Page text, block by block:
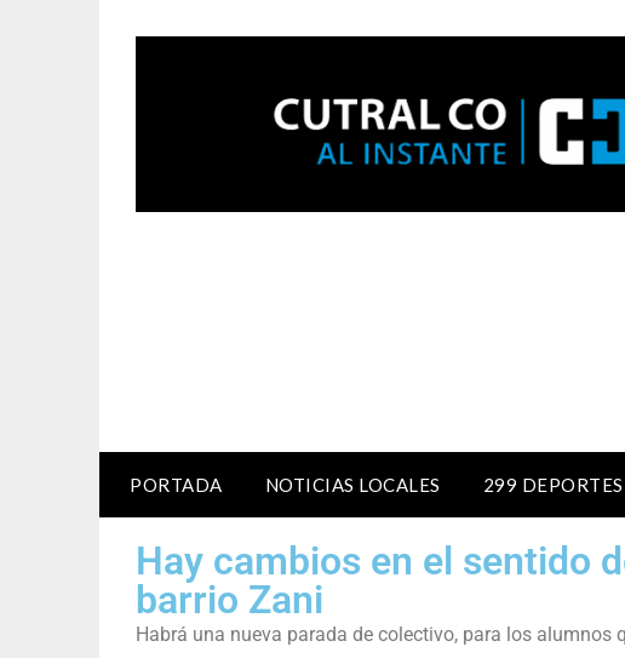
PORTADA NOTICIAS LOCALES 299 DEPORTES
Hay cambios en el sentido
barrio Zani
Habrá una nueva parada de colectivo, para los alumnos